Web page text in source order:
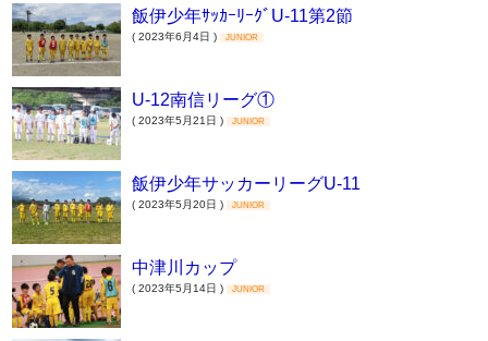
飯伊少年ｻｯｶｰﾘｰｸﾞU-11第2節
( 2023年6月4日 ) JUNIOR
U-12南信リーグ①
( 2023年5月21日 ) JUNIOR
飯伊少年サッカーリーグU-11
( 2023年5月20日 ) JUNIOR
中津川カップ
( 2023年5月14日 ) JUNIOR